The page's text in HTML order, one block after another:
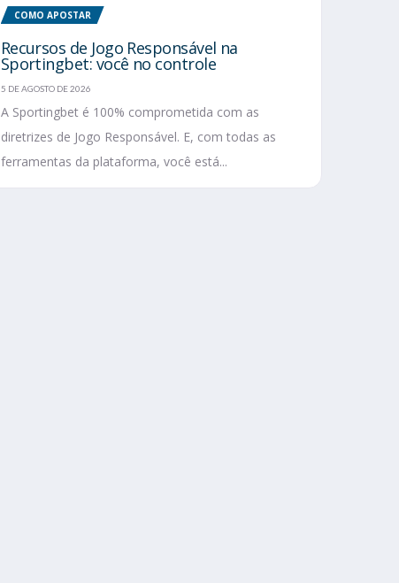
COMO APOSTAR
Recursos de Jogo Responsável na
Sportingbet: você no controle
5 DE AGOSTO DE 2026
A Sportingbet é 100% comprometida com as
diretrizes de Jogo Responsável. E, com todas as
ferramentas da plataforma, você está...